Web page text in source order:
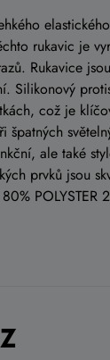
rukavic je
Rukavice
Silikonový
což je
špatných
ale také
prvků jsou
POLYSTER